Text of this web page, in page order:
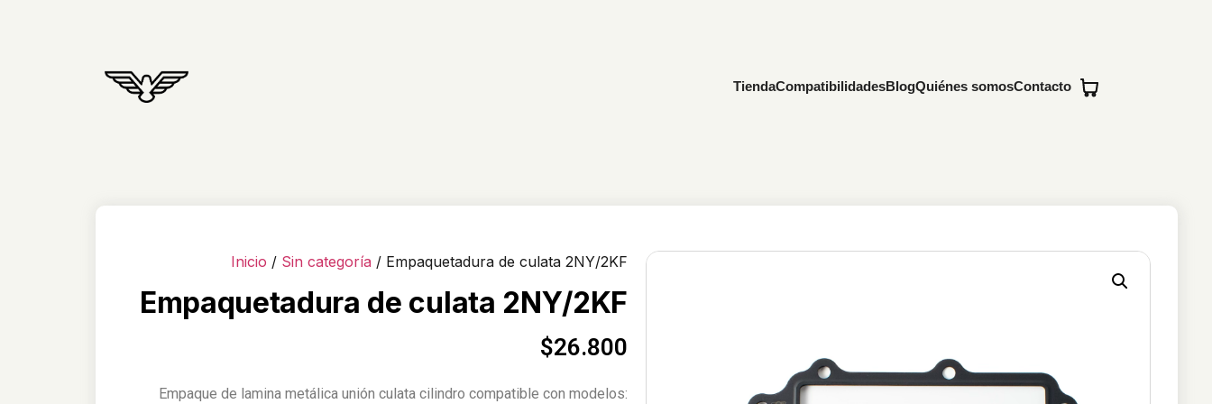
TiendaCompatibilidadesBlogQuiénes somosContacto
Inicio / Sin categoría / Empaquetadura de culata 2NY/2KF
Empaquetadura de culata 2NY/2KF
$26.800
Empaque de lamina metálica unión culata cilindro compatible con modelos: